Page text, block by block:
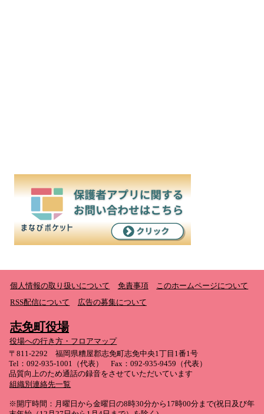
個人情報の取り扱いについて 免責事項
このホームページについて
RSS配信について
広告の募集について
志免町役場
役場への行き方・フロアマップ
〒811-2292 福岡県糟屋郡志免町志免中央1丁目1番1号
Tel：092-935-1001（代表） Fax：092-935-9459（代表）
品質向上のため通話の録音をさせていただいています
組織別連絡先一覧
※開庁時間：月曜日から金曜日の8時30分から17時00分まで(祝日及び年